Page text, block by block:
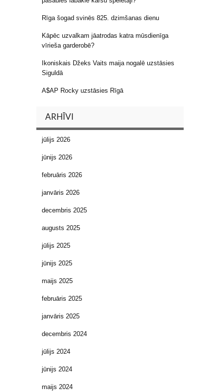
Rīga šogad svinēs 825. dzimšanas dienu
Kāpēc uzvalkam jāatrodas katra mūsdienīga
vīrieša garderobē?
Ikoniskais Džeks Vaits maija nogalē uzstāsies
Siguldā
A$AP Rocky uzstāsies Rīgā
ARHĪVI
jūlijs 2026
jūnijs 2026
februāris 2026
janvāris 2026
decembris 2025
augusts 2025
jūlijs 2025
jūnijs 2025
maijs 2025
februāris 2025
janvāris 2025
decembris 2024
jūlijs 2024
jūnijs 2024
maijs 2024